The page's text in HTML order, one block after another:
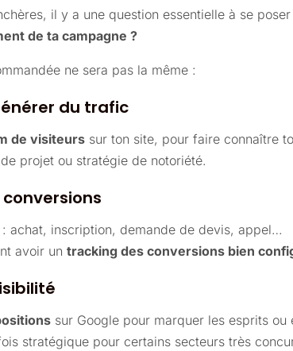
il y a une question essentielle à se poser
de ta campagne ?
ne sera pas la même :
du trafic
de visiteurs sur ton site, pour faire connaître
projet ou stratégie de notoriété.
: achat, inscription, demande de devis, appel…
avoir untracking des conversions bien
sur Google pour marquer les esprits ou
stratégique pour certains secteurs très